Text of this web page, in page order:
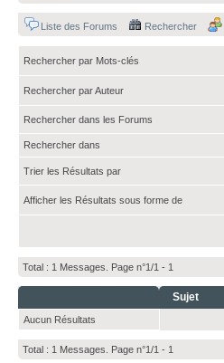
Liste des Forums Rechercher
Rechercher par Mots-clés
Rechercher par Auteur
Rechercher dans les Forums
Rechercher dans
Trier les Résultats par
Afficher les Résultats sous forme de
Total : 1 Messages. Page n°1/1 - 1
Sujet
Aucun Résultats
Total : 1 Messages. Page n°1/1 - 1